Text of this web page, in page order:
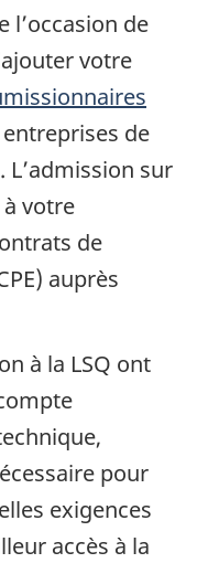
l’occasion de
votre
de
L’admission sur
à votre
de
auprès
à la LSQ ont
pour
exigences
accès à la